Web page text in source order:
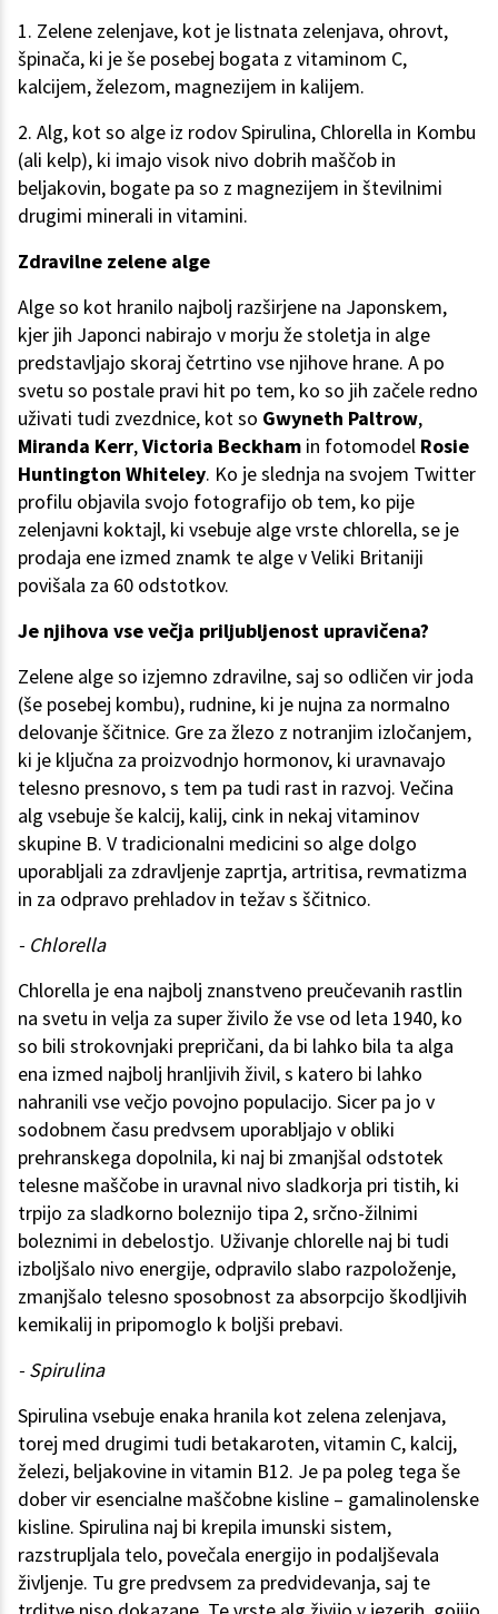
1. Zelene zelenjave, kot je listnata zelenjava, ohrovt,
špinača, ki je še posebej bogata z vitaminom C,
kalcijem, železom, magnezijem in kalijem.
2. Alg, kot so alge iz rodov Spirulina, Chlorella in Kombu
(ali kelp), ki imajo visok nivo dobrih maščob in
beljakovin, bogate pa so z magnezijem in številnimi
drugimi minerali in vitamini.
Zdravilne zelene alge
Alge so kot hranilo najbolj razširjene na Japonskem,
kjer jih Japonci nabirajo v morju že stoletja in alge
predstavljajo skoraj četrtino vse njihove hrane. A po
svetu so postale pravi hit po tem, ko so jih začele redno
uživati tudi zvezdnice, kot so Gwyneth Paltrow,
Miranda Kerr,Victoria Beckham in fotomodel Rosie
Huntington Whiteley. Ko je slednja na svojem Twitter
profilu objavila svojo fotografijo ob tem, ko pije
zelenjavni koktajl, ki vsebuje alge vrste chlorella, se je
prodaja ene izmed znamk te alge v Veliki Britaniji
povišala za 60 odstotkov.
Je njihova vse večja priljubljenost upravičena?
Zelene alge so izjemno zdravilne, saj so odličen vir joda
(še posebej kombu), rudnine, ki je nujna za normalno
delovanje ščitnice. Gre za žlezo z notranjim izločanjem,
ki je ključna za proizvodnjo hormonov, ki uravnavajo
telesno presnovo, s tem pa tudi rast in razvoj. Večina
alg vsebuje še kalcij, kalij, cink in nekaj vitaminov
skupine B. V tradicionalni medicini so alge dolgo
uporabljali za zdravljenje zaprtja, artritisa, revmatizma
in za odpravo prehladov in težav s ščitnico.
- Chlorella
Chlorella je ena najbolj znanstveno preučevanih rastlin
na svetu in velja za super živilo že vse od leta 1940, ko
so bili strokovnjaki prepričani, da bi lahko bila ta alga
ena izmed najbolj hranljivih živil, s katero bi lahko
nahranili vse večjo povojno populacijo. Sicer pa jo v
sodobnem času predvsem uporabljajo v obliki
prehranskega dopolnila, ki naj bi zmanjšal odstotek
telesne maščobe in uravnal nivo sladkorja pri tistih, ki
trpijo za sladkorno boleznijo tipa 2, srčno-žilnimi
boleznimi in debelostjo. Uživanje chlorelle naj bi tudi
izboljšalo nivo energije, odpravilo slabo razpoloženje,
zmanjšalo telesno sposobnost za absorpcijo škodljivih
kemikalij in pripomoglo k boljši prebavi.
- Spirulina
Spirulina vsebuje enaka hranila kot zelena zelenjava,
torej med drugimi tudi betakaroten, vitamin C, kalcij,
železi, beljakovine in vitamin B12. Je pa poleg tega še
dober vir esencialne maščobne kisline – gamalinolenske
kisline. Spirulina naj bi krepila imunski sistem,
razstrupljala telo, povečala energijo in podaljševala
življenje. Tu gre predvsem za predvidevanja, saj te